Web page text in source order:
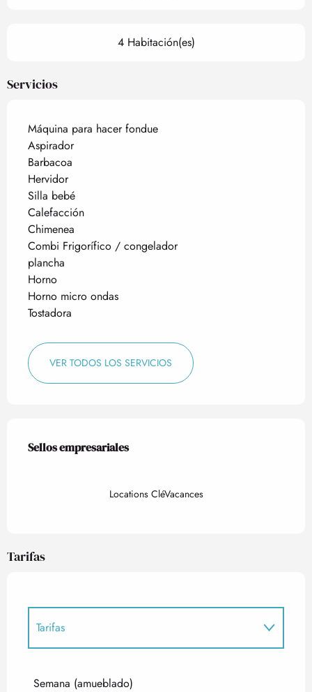
4 Habitación(es)
Servicios
Máquina para hacer fondue
Aspirador
Barbacoa
Hervidor
Silla bebé
Calefacción
Chimenea
Combi Frigorífico / congelador
plancha
Horno
Horno micro ondas
Tostadora
VER TODOS LOS SERVICIOS
Oferta de prestaciones
Sellos empresariales
Sellos empresariales
Locations CléVacances
Tarifas
Tarifas
Semana (amueblado)